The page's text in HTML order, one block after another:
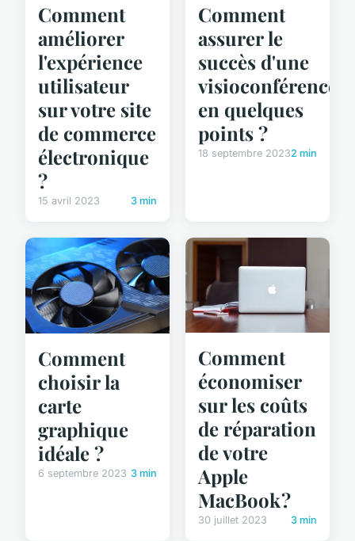
Comment
améliorer
l'expérience
utilisateur
sur votre site
de commerce
électronique
?
15 avril 2023 3 min
Comment
assurer le
succès d'une
visioconférence
en quelques
points ?
18 septembre 20232 min
Comment
choisir la
carte
graphique
idéale ?
6 septembre 2023 3 min
Comment
économiser
sur les coûts
de réparation
de votre
Apple
MacBook ?
30 juillet 2023 3 min